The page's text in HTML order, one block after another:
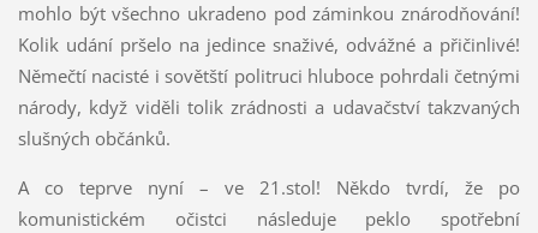
mohlo být všechno ukradeno pod záminkou znárodňování!
Kolik udání pršelo na jedince snaživé, odvážné a přičinlivé!
Němečtí nacisté i sovětští politruci hluboce pohrdali četnými
národy, když viděli tolik zrádnosti a udavačství takzvaných
slušných občánků.
A co teprve nyní – ve 21.stol! Někdo tvrdí, že po
komunistickém očistci následuje peklo spotřební